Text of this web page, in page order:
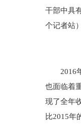
干部中具
个记者站
2016年3
也面临着
现了全年
比2015年